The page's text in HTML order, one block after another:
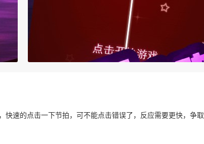
速的点击一下节拍，可不能点击错误了，反应需要更快，争取